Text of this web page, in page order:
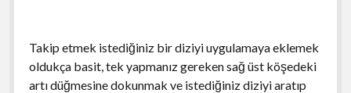
Takip etmek istediğiniz bir diziyi uygulamaya eklemek
oldukça basit, tek yapmanız gereken sağ üst köşedeki
artı düğmesine dokunmak ve istediğiniz diziyi aratıp